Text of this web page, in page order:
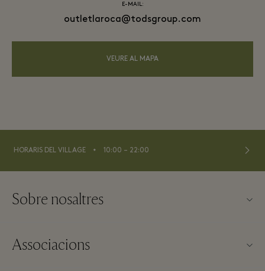
E-MAIL:
outletlaroca@todsgroup.com
VEURE AL MAPA
HORARIS DEL VILLAGE ⬩ 10:00 – 22:00
Sobre nosaltres
Sobre La Roca Village
Associacions